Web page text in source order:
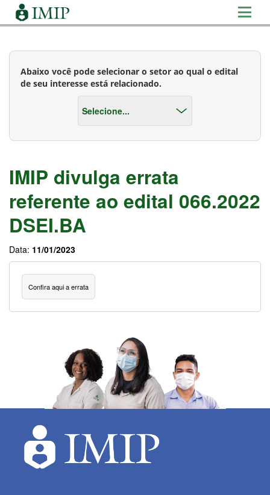
Abaixo você pode selecionar o setor ao qual o edital
de seu interesse está relacionado.
IMIP divulga errata
referente ao edital 066.2022
DSEI.BA
Data: 11/01/2023
Confira aqui a errata